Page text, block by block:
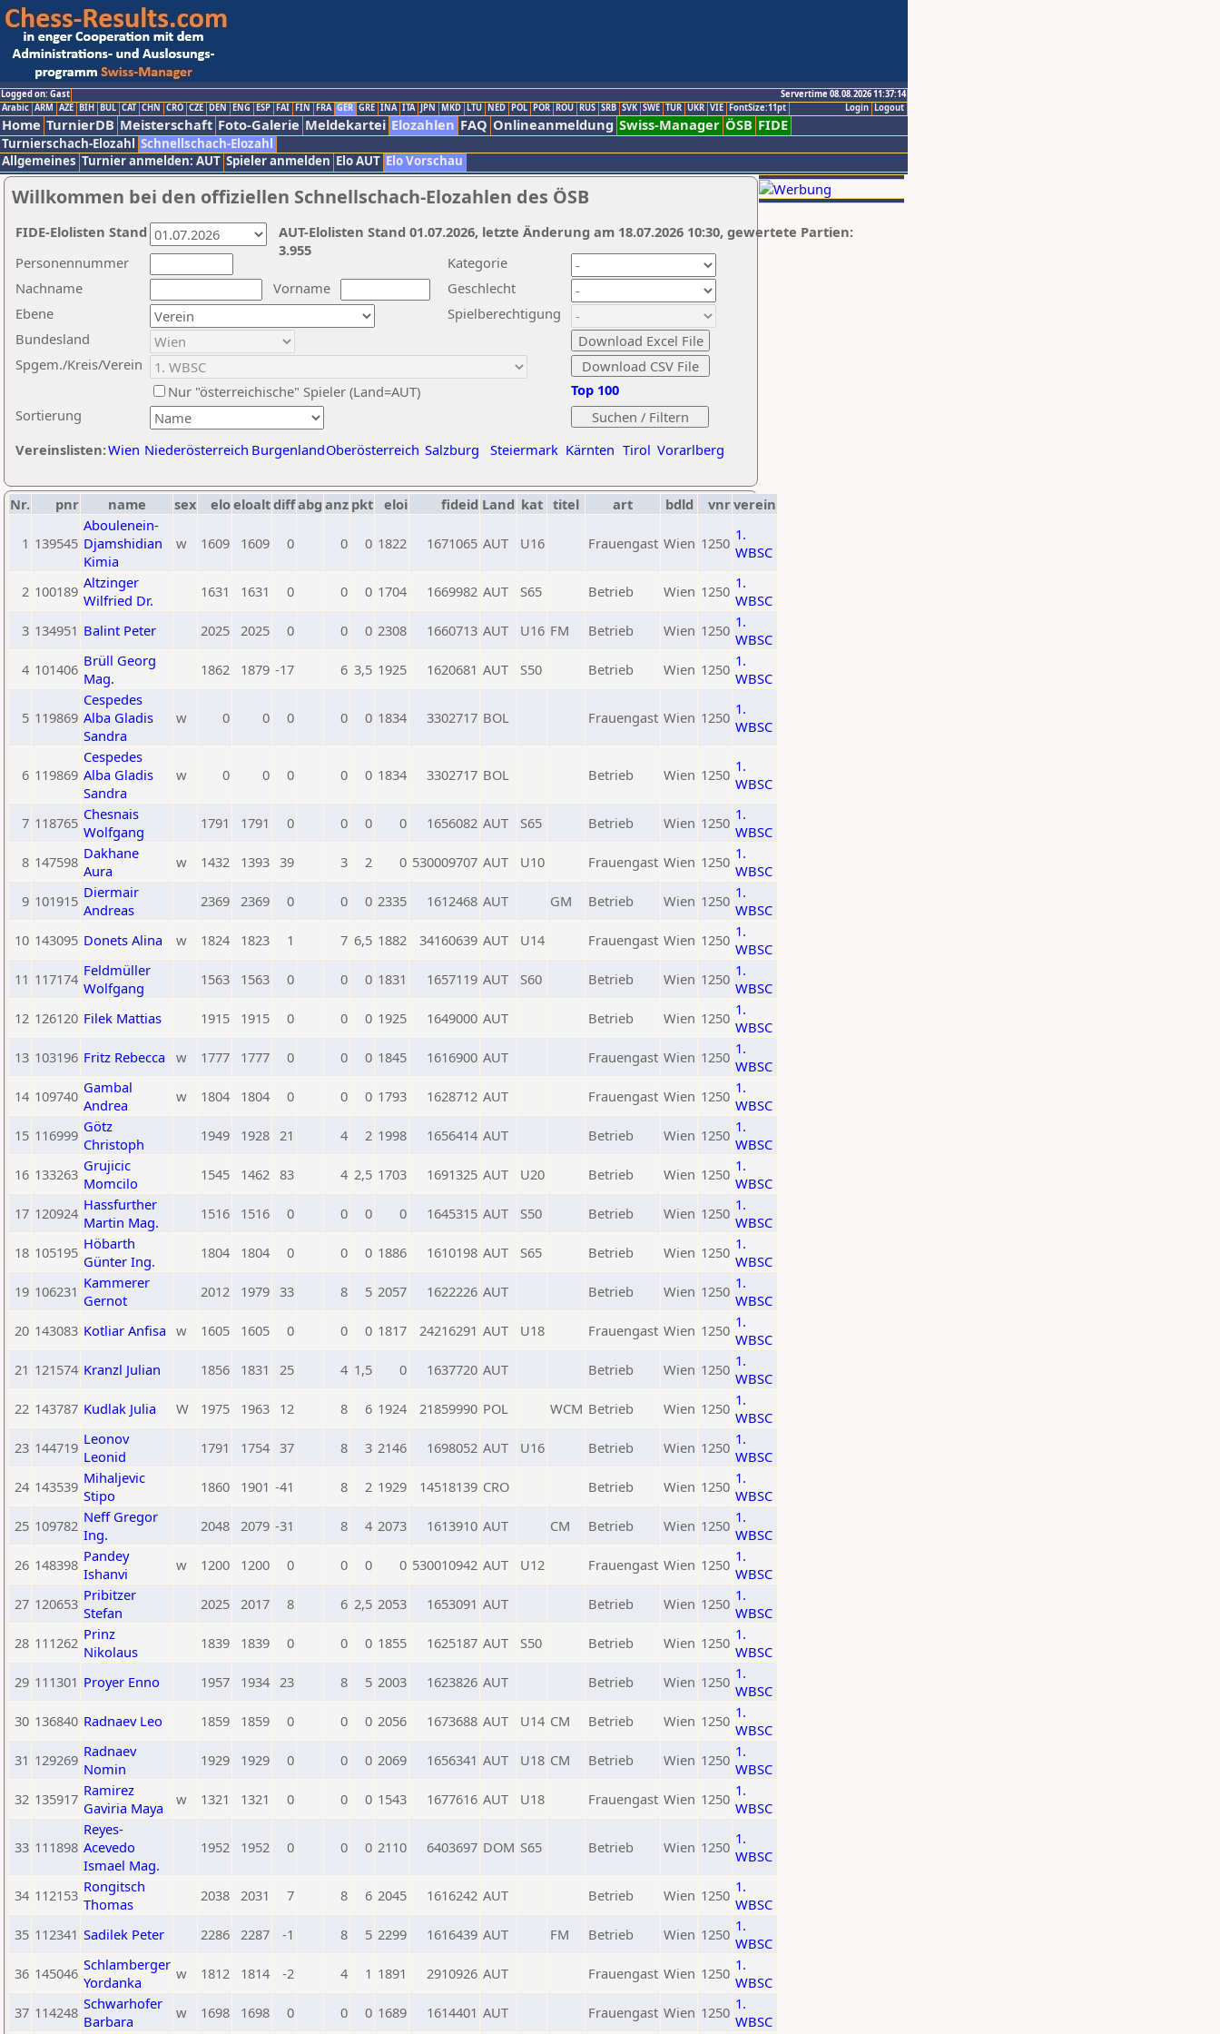
Logged on: Gast
Servertime 08.08.2026 11:37:14
Logout
Login
Arabic ARM AZE BIH BUL CAT CHN CRO CZE DEN ENG ESP FAI FIN FRA GER GRE INA ITA JPN MKD LTU NED POL POR ROU RUS SRB SVK SWE TUR UKR VIE FontSize:11pt
Home TurnierDB Meisterschaft Foto-Galerie Meldekartei Elozahlen FAQ Onlineanmeldung Swiss-Manager ÖSB FIDE
Turnierschach-Elozahl Schnellschach-Elozahl
Allgemeines Turnier anmelden: AUT Spieler anmelden Elo AUT Elo Vorschau
Willkommen bei den offiziellen Schnellschach-Elozahlen des ÖSB
Nachname
Vorname
Ebene
Kategorie
Sortierung
Personennummer
Bundesland
Spgem./Kreis/Verein
Geschlecht
Nur "österreichische" Spieler (Land=AUT)
Spielberechtigung
Vereinslisten:Wien Niederösterreich BurgenlandOberösterreich Salzburg Steiermark Kärnten Tirol Vorarlberg
Top 100
AUT-Elolisten Stand 01.07.2026, letzte Änderung am 18.07.2026 10:30, gewertete Partien:
3.955
FIDE-Elolisten Stand
Nr. pnr name sex eloeloaltdiffabg anz pkt eloi fideid Land kat titel art bdld vnrverein
1 139545
Aboulenein-
Djamshidian
Kimia
w 1609 1609 0 0 0 1822 1671065 AUT U16 Frauengast Wien 1250 1.
WBSC
2 100189 Altzinger
Wilfried Dr.
1631 1631 0 0 0 1704 1669982 AUT S65 Betrieb Wien 1250 1.
WBSC
3 134951 Balint Peter 2025 2025 0 0 0 2308 1660713 AUT U16 FM Betrieb Wien 1250 1.
WBSC
4 101406 Brüll Georg
Mag.
1862 1879 -17 6 3,5 1925 1620681 AUT S50 Betrieb Wien 1250 1.
WBSC
5 119869
Cespedes
Alba Gladis
Sandra
w 0 0 0 0 0 1834 3302717 BOL Frauengast Wien 1250 1.
WBSC
6 119869
Cespedes
Alba Gladis
Sandra
w 0 0 0 0 0 1834 3302717 BOL Betrieb Wien 1250 1.
WBSC
7 118765 Chesnais
Wolfgang
1791 1791 0 0 0 0 1656082 AUT S65 Betrieb Wien 1250 1.
WBSC
8 147598 Dakhane
Aura
w 1432 1393 39 3 2 0 530009707 AUT U10 Frauengast Wien 1250 1.
WBSC
9 101915 Diermair
Andreas
2369 2369 0 0 0 2335 1612468 AUT GM Betrieb Wien 1250 1.
WBSC
10 143095 Donets Alina w 1824 1823 1 7 6,5 1882 34160639 AUT U14 Frauengast Wien 1250 1.
WBSC
11 117174 Feldmüller
Wolfgang
1563 1563 0 0 0 1831 1657119 AUT S60 Betrieb Wien 1250 1.
WBSC
12 126120 Filek Mattias 1915 1915 0 0 0 1925 1649000 AUT Betrieb Wien 1250 1.
WBSC
13 103196 Fritz Rebecca w 1777 1777 0 0 0 1845 1616900 AUT Frauengast Wien 1250 1.
WBSC
14 109740 Gambal
Andrea
w 1804 1804 0 0 0 1793 1628712 AUT Frauengast Wien 1250 1.
WBSC
15 116999 Götz
Christoph
1949 1928 21 4 2 1998 1656414 AUT Betrieb Wien 1250 1.
WBSC
16 133263 Grujicic
Momcilo
1545 1462 83 4 2,5 1703 1691325 AUT U20 Betrieb Wien 1250 1.
WBSC
17 120924 Hassfurther
Martin Mag.
1516 1516 0 0 0 0 1645315 AUT S50 Betrieb Wien 1250 1.
WBSC
18 105195 Höbarth
Günter Ing.
1804 1804 0 0 0 1886 1610198 AUT S65 Betrieb Wien 1250 1.
WBSC
19 106231 Kammerer
Gernot
2012 1979 33 8 5 2057 1622226 AUT Betrieb Wien 1250 1.
WBSC
20 143083 Kotliar Anfisa w 1605 1605 0 0 0 1817 24216291 AUT U18 Frauengast Wien 1250 1.
WBSC
21 121574 Kranzl Julian 1856 1831 25 4 1,5 0 1637720 AUT Betrieb Wien 1250 1.
WBSC
22 143787 Kudlak Julia W 1975 1963 12 8 6 1924 21859990 POL WCM Betrieb Wien 1250 1.
WBSC
23 144719 Leonov
Leonid
1791 1754 37 8 3 2146 1698052 AUT U16 Betrieb Wien 1250 1.
WBSC
24 143539 Mihaljevic
Stipo
1860 1901 -41 8 2 1929 14518139 CRO Betrieb Wien 1250 1.
WBSC
25 109782 Neff Gregor
Ing.
2048 2079 -31 8 4 2073 1613910 AUT CM Betrieb Wien 1250 1.
WBSC
26 148398 Pandey
Ishanvi
w 1200 1200 0 0 0 0 530010942 AUT U12 Frauengast Wien 1250 1.
WBSC
27 120653 Pribitzer
Stefan
2025 2017 8 6 2,5 2053 1653091 AUT Betrieb Wien 1250 1.
WBSC
28 111262 Prinz
Nikolaus
1839 1839 0 0 0 1855 1625187 AUT S50 Betrieb Wien 1250 1.
WBSC
29 111301 Proyer Enno 1957 1934 23 8 5 2003 1623826 AUT Betrieb Wien 1250 1.
WBSC
30 136840 Radnaev Leo 1859 1859 0 0 0 2056 1673688 AUT U14 CM Betrieb Wien 1250 1.
WBSC
31 129269 Radnaev
Nomin
1929 1929 0 0 0 2069 1656341 AUT U18 CM Betrieb Wien 1250 1.
WBSC
32 135917 Ramirez
Gaviria Maya
w 1321 1321 0 0 0 1543 1677616 AUT U18 Frauengast Wien 1250 1.
WBSC
33 111898
Reyes-
Acevedo
Ismael Mag.
1952 1952 0 0 0 2110 6403697 DOM S65 Betrieb Wien 1250 1.
WBSC
34 112153 Rongitsch
Thomas
2038 2031 7 8 6 2045 1616242 AUT Betrieb Wien 1250 1.
WBSC
35 112341 Sadilek Peter 2286 2287 -1 8 5 2299 1616439 AUT FM Betrieb Wien 1250 1.
WBSC
36 145046 Schlamberger
Yordanka
w 1812 1814 -2 4 1 1891 2910926 AUT Frauengast Wien 1250 1.
WBSC
37 114248 Schwarhofer
Barbara
w 1698 1698 0 0 0 1689 1614401 AUT Frauengast Wien 1250 1.
WBSC